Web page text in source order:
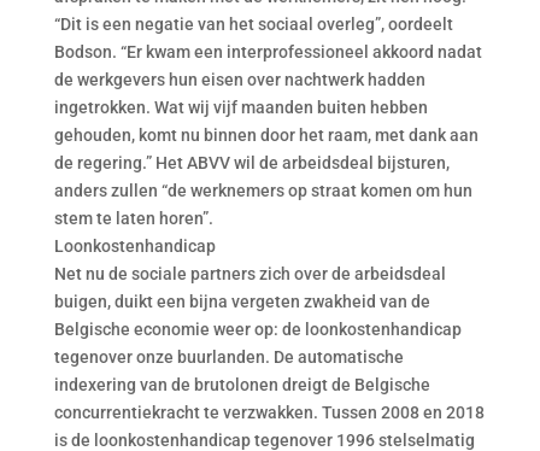
“Dit is een negatie van het sociaal overleg”, oordeelt
Bodson. “Er kwam een interprofessioneel akkoord nadat
de werkgevers hun eisen over nachtwerk hadden
ingetrokken. Wat wij vijf maanden buiten hebben
gehouden, komt nu binnen door het raam, met dank aan
de regering.” Het ABVV wil de arbeidsdeal bijsturen,
anders zullen “de werknemers op straat komen om hun
stem te laten horen”.
Loonkostenhandicap
Net nu de sociale partners zich over de arbeidsdeal
buigen, duikt een bijna vergeten zwakheid van de
Belgische economie weer op: de loonkostenhandicap
tegenover onze buurlanden. De automatische
indexering van de brutolonen dreigt de Belgische
concurrentiekracht te verzwakken. Tussen 2008 en 2018
is de loonkostenhandicap tegenover 1996 stelselmatig